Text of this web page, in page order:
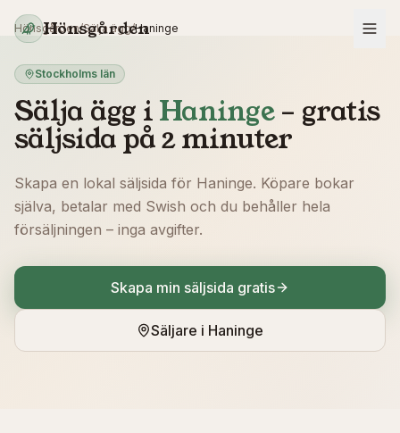
Hönsgården
Hönsgården/Sälja ägg/Haninge
Stockholms län
Sälja ägg iHaninge– gratis
säljsida på 2 minuter
Skapa en lokal säljsida för Haninge. Köpare bokar
själva, betalar med Swish och du behåller hela
försäljningen – inga avgifter.
Skapa min säljsida gratis
Säljare i Haninge